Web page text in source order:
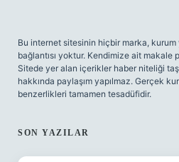
Bu internet sitesinin hiçbir marka, kurum
bağlantısı yoktur. Kendimize ait makale
Sitede yer alan içerikler haber niteliği
hakkında paylaşım yapılmaz. Gerçek
benzerlikleri tamamen tesadüfidir.
SON YAZILAR